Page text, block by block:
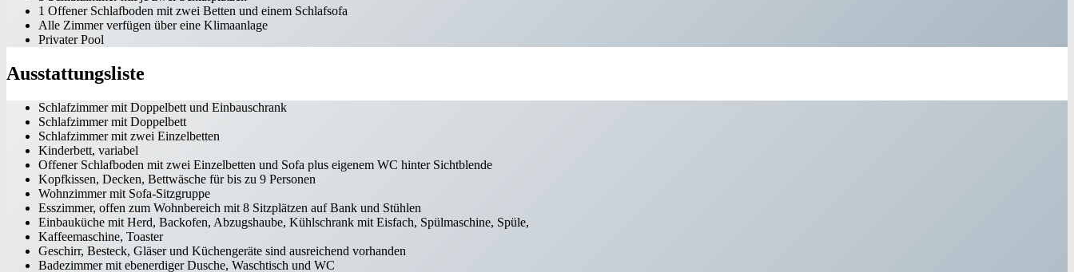
1 Offener Schlafboden mit zwei Betten und einem Schlafsofa
Alle Zimmer verfügen über eine Klimaanlage
Privater Pool
Ausstattungsliste
Schlafzimmer mit Doppelbett und Einbauschrank
Schlafzimmer mit Doppelbett
Schlafzimmer mit zwei Einzelbetten
Kinderbett, variabel
Offener Schlafboden mit zwei Einzelbetten und Sofa plus eigenem WC hinter Sichtblende
Kopfkissen, Decken, Bettwäsche für bis zu 9 Personen
Wohnzimmer mit Sofa-Sitzgruppe
Esszimmer, offen zum Wohnbereich mit 8 Sitzplätzen auf Bank und Stühlen
Einbauküche mit Herd, Backofen, Abzugshaube, Kühlschrank mit Eisfach, Spülmaschine, Spüle,
Kaffeemaschine, Toaster
Geschirr, Besteck, Gläser und Küchengeräte sind ausreichend vorhanden
Badezimmer mit ebenerdiger Dusche, Waschtisch und WC